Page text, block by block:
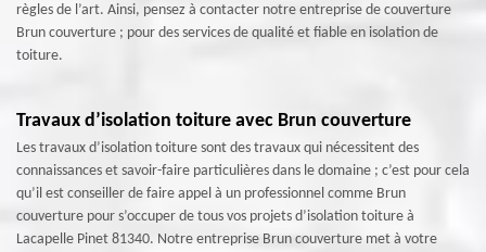
règles de l’art. Ainsi, pensez à contacter notre entreprise de couverture
Brun couverture ; pour des services de qualité et fiable en isolation de
toiture.
Travaux d’isolation toiture avec Brun couverture
Les travaux d’isolation toiture sont des travaux qui nécessitent des
connaissances et savoir-faire particulières dans le domaine ; c’est pour cela
qu’il est conseiller de faire appel à un professionnel comme Brun
couverture pour s’occuper de tous vos projets d’isolation toiture à
Lacapelle Pinet 81340. Notre entreprise Brun couverture met à votre